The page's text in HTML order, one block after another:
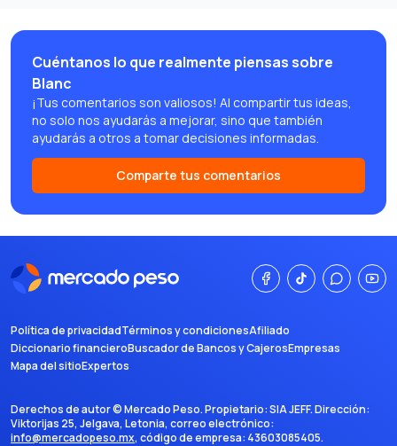
Cuéntanos lo que realmente piensas sobre
Blanc
¡Tus comentarios son valiosos! Al compartir tus ideas,
no solo nos ayudarás a mejorar, sino que también
ayudarás a otros a tomar decisiones informadas.
Comparte tus comentarios
Política de privacidadTérminos y condicionesAfiliado
Diccionario financieroBuscador de Bancos y CajerosEmpresas
Mapa del sitioExpertos
Derechos de autor ©Mercado Peso. Propietario:SIA JEFF. Dirección:
Viktorijas 25, Jelgava, Letonia, correo electrónico:
info@mercadopeso.mx, código de empresa: 43603085405.